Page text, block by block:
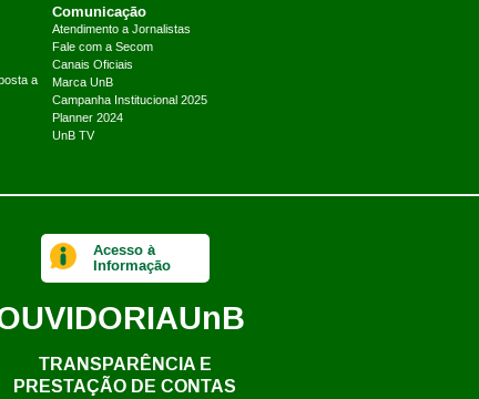
a
Comunicação
Atendimento a Jornalistas
Fale com a Secom
Canais Oficiais
Marca UnB
Campanha Institucional 2025
Planner 2024
UnB TV
Acesso à
Informação
UnB
TRANSPARÊNCIA E
PRESTAÇÃO DE CONTAS